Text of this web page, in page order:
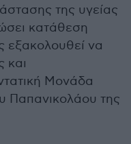
της υγείας
κατάθεση
εξακολουθεί να
και
Μονάδα
Παπανικολάου της